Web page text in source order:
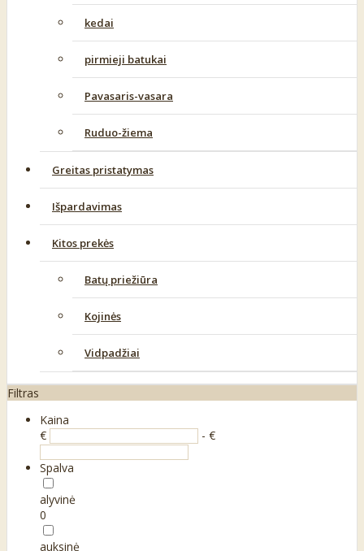
kedai
pirmieji batukai
Pavasaris-vasara
Ruduo-žiema
Greitas pristatymas
Išpardavimas
Kitos prekės
Batų priežiūra
Kojinės
Vidpadžiai
Filtras
Kaina
€
- €
Spalva
alyvinė
0
auksinė